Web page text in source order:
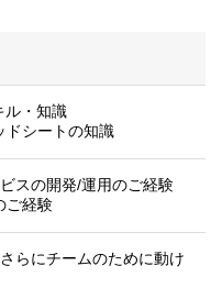
ル・知識
ドシートの知識
スの開発/運用のご経験
ご経験
らにチームのために動け